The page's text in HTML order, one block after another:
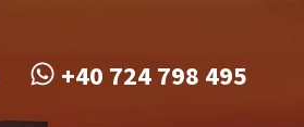
+40 724 798 495